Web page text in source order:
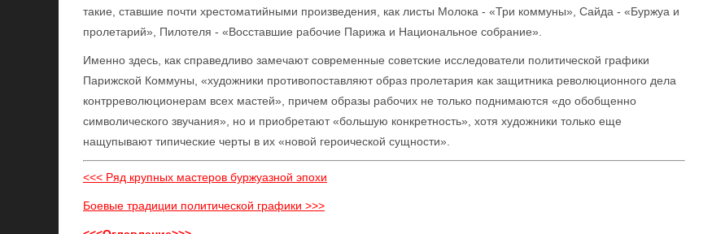
такие, ставшие почти хрестоматийными произведения, как листы Молока - «Три коммуны», Сайда - «Буржуа и
пролетарий», Пилотеля - «Восставшие рабочие Парижа и Национальное собрание».
Именно здесь, как справедливо замечают современные советские исследователи политической графики
Парижской Коммуны, «художники противопоставляют образ пролетария как защитника революционного дела
контрреволюционерам всех мастей», причем образы рабочих не только поднимаются «до обобщенно
символического звучания», но и приобретают «большую конкретность», хотя художники только еще
нащупывают типические черты в их «новой героической сущности».
<<< Ряд крупных мастеров буржуазной эпохи
Боевые традиции политической графики >>>